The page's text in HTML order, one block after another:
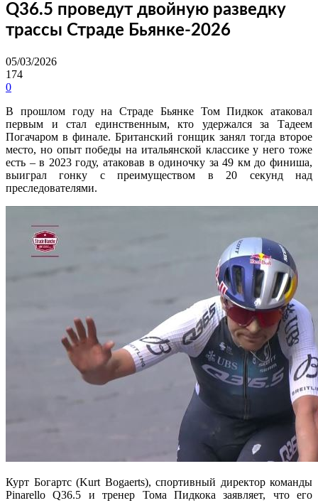
Q36.5 проведут двойную разведку
трассы Страде Бьянке-2026
05/03/2026
174
0
В прошлом году на Страде Бьянке Том Пидкок атаковал
первым и стал единственным, кто удержался за Тадеем
Погачаром в финале. Британский гонщик занял тогда второе
место, но опыт победы на итальянской классике у него тоже
есть – в 2023 году, атаковав в одиночку за 49 км до финиша,
выиграл гонку с преимуществом в 20 секунд над
преследователями.
Курт Богартс (Kurt Bogaerts), спортивный директор команды
Pinarello Q36.5 и тренер Тома Пидкока заявляет, что его